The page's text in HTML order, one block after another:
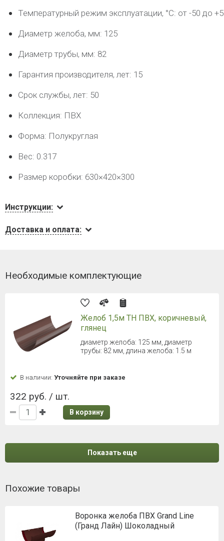
Температурный режим эксплуатации, °C: от -50 до
Диаметр желоба, мм: 125
Диаметр трубы, мм: 82
Гарантия производителя, лет: 15
Срок службы, лет: 50
Коллекция: ПВХ
Форма: Полукруглая
Вес: 0.317
Размер коробки: 630×420×300
Инструкции:
Доставка и оплата:
Необходимые комплектующие
Желоб 1,5м ТН ПВХ, коричневый,
глянец
диаметр желоба: 125 мм, диаметр
трубы: 82 мм, длина желоба: 1.5 м
В наличии: Уточняйте при заказе
322 руб. / шт.
В корзину
Показать еще
Похожие товары
Воронка желоба ПВХ Grand Line
(Гранд Лайн) Шоколадный